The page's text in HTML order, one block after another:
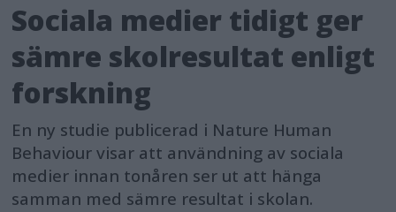
Sociala medier tidigt ger
sämre skolresultat enligt
forskning
En ny studie publicerad i Nature Human
Behaviour visar att användning av sociala
medier innan tonåren ser ut att hänga
samman med sämre resultat i skolan.